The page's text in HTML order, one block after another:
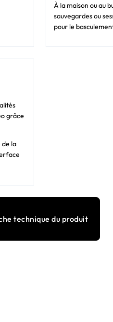
À la maison ou au
sauvegardes ou
pour le
grâce
de la
technique du produit